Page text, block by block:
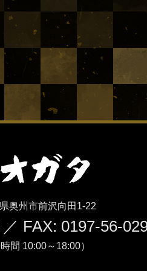
奥州市前沢向田1-22
FAX: 0197-56-
間 10:00～18:00）